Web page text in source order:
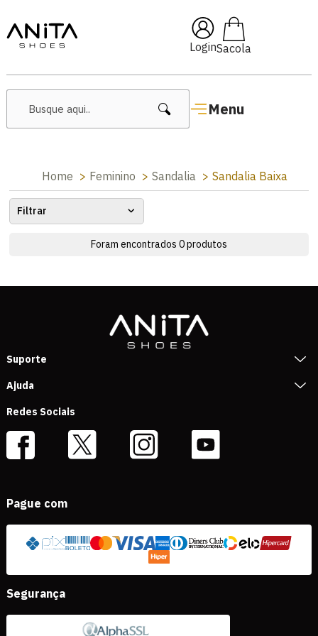
Login
Menu
🔥 Lançamentos Femininos
Home Feminino Sandalia Sandalia Baixa
Filtrar
Foram encontrados 0produtos
Suporte
Ajuda
Redes Sociais
Pague com
Segurança